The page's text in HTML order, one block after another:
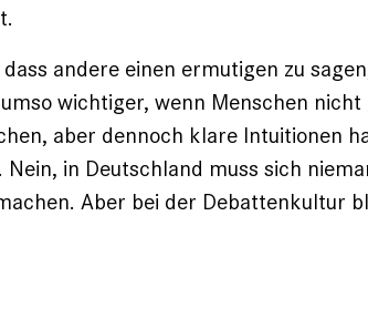
andere einen ermutigen zu
wichtiger, wenn Menschen
aber dennoch klare ­Intuitionen
in Deutschland muss sich
Aber bei der Debatten­kultur